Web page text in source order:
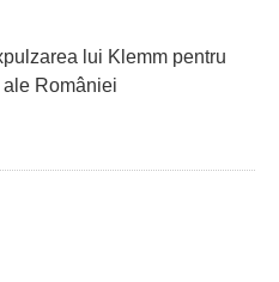
lui Klemm pentru
României